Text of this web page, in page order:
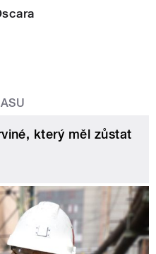
který měl zůstat